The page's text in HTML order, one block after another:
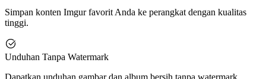
Simpan konten Imgur favorit Anda ke perangkat dengan kualitas
tinggi.
Unduhan Tanpa Watermark
Dapatkan unduhan gambar dan album bersih tanpa watermark.